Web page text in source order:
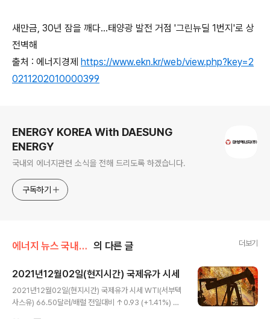
새만금, 30년 잠을 깨다…태양광 발전 거점 '그린뉴딜 1번지'로 상
전벽해
출처 : 에너지경제 https://www.ekn.kr/web/view.php?key=2
0211202010000399
ENERGY KOREA With DAESUNG
ENERGY
국내외 에너지관련 소식을 전해 드리도록 하겠습니다.
구독하기
에너지 뉴스 국내&해외 의 다른 글 더보기
2021년12월02일(현지시간) 국제유가 시세
2021년12월02일(현지시간) 국제유가 시세 WTI(서부텍
사스유) 66.50달러/배럴 전일대비 ↑0.93 (+1.41%) NY